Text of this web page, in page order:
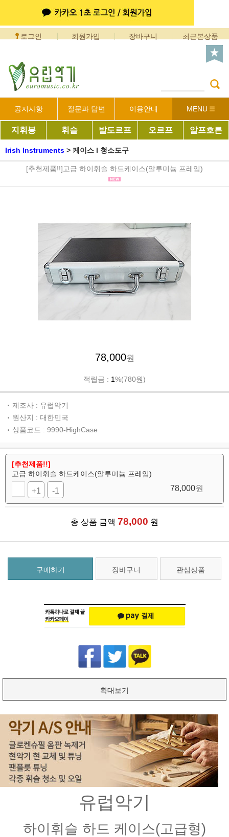
로그인 회원가입 장바구니 최근본상품
공지사항 질문과 답변 이용안내 MENU
지휘봉 휘슬 발도르프 오르프 알프호른
Irish Instruments > 케이스 I 청소도구
[추천제품!!]고급 하이휘슬 하드케이스(알루미늄 프레임)
78,000원
적립금 : 1%(780원)
제조사 : 유럽악기
원산지 : 대한민국
상품코드 : 9990-HighCase
[추천제품!!]
고급 하이휘슬 하드케이스(알루미늄 프레임)
+1 -1 78,000원
총 상품 금액 78,000 원
구매하기 장바구니 관심상품
확대보기
유럽악기
하이휘슬 하드 케이스(고급형)